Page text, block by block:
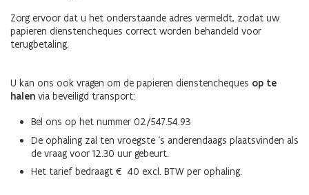
Zorg ervoor dat u het onderstaande adres vermeldt, zodat uw
papieren dienstencheques correct worden behandeld voor
terugbetaling.
U kan ons ook vragen om de papieren dienstencheques op te
halen via beveiligd transport:
Bel ons op het nummer 02/547.54.93
De ophaling zal ten vroegste ‘s anderendaags plaatsvinden als
de vraag voor 12.30 uur gebeurt.
Het tarief bedraagt € 40 excl. BTW per ophaling.